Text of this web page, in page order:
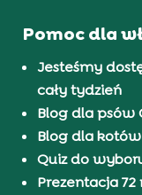
Pomoc dla
Jesteśmy
cały tydzień
Blog dla psów
Blog dla
Quiz do
Prezentacja 72